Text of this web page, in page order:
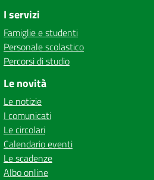
I servizi
Famiglie e studenti
Personale scolastico
Percorsi di studio
Le novità
Le notizie
I comunicati
Le circolari
Calendario eventi
Le scadenze
Albo online